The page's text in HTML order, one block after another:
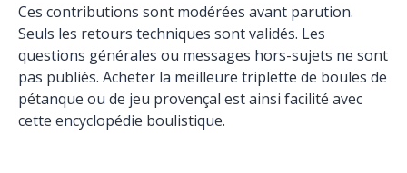
Ces contributions sont modérées avant parution.
Seuls les retours techniques sont validés. Les
questions générales ou messages hors-sujets ne sont
pas publiés. Acheter la meilleure triplette de boules de
pétanque ou de jeu provençal est ainsi facilité avec
cette encyclopédie boulistique.